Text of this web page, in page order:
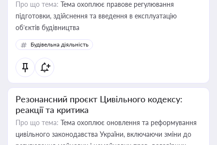
Про що тема: Тема охоплює правове регулювання
підготовки, здійснення та введення в експлуатацію
об’єктів будівництва
Будівельна діяльність
Резонансний проєкт Цивільного кодексу:
реакції та критика
Про що тема: Тема охоплює оновлення та реформування
цивільного законодавства України, включаючи зміни до